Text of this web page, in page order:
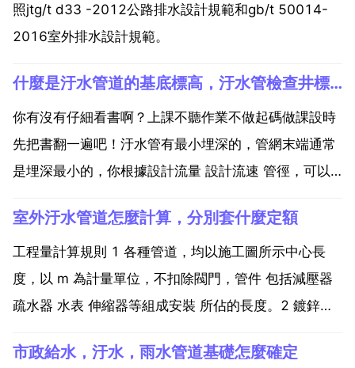
照jtg/t d33 -2012公路排水設計規範和gb/t 50014-
2016室外排水設計規範。
什麼是汙水管道的基底標高，汙水管檢查井標高怎麼看（有截圖）
你有沒有仔細看書啊？上課不聽作業不做起碼做課設時
先把書翻一遍吧！汙水管有最小埋深的，管網末端通常
是埋深最小的，你根據設計流量 設計流速 管徑，可以
的標高就都有了，然後這段管子和下一段管子要接起
來，這你會吧！然後一段段往下接就可以了。汙水管檢
查井標高怎麼...
室外汙水管道怎麼計算，分別套什麼定額
工程量計算規則 1 各種管道，均以施工圖所示中心長
度，以 m 為計量單位，不扣除閥門，管件 包括減壓器
疏水器 水表 伸縮器等組成安裝 所佔的長度。2 鍍鋅鐵
裝定額中，不得另行計算。3 管道支架製作安裝，室內
市政給水，汙水，雨水管道基礎怎麼確定